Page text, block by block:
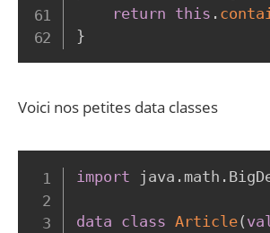
return this .
}
Voici nos petites data classes
import java . math .
data class Article(